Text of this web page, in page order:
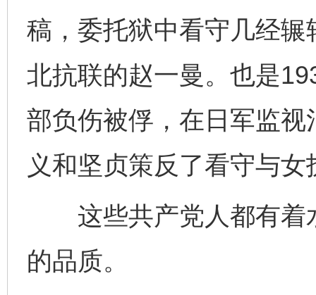
稿，委托狱中看守几经
北抗联的赵一曼。也是
部负伤被俘，在日军监
义和坚贞策反了看守与女
这些共产党人都有着
的品质。